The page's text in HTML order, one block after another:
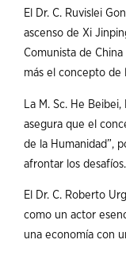
El Dr. C. Ruvislei
ascenso de Xi
Comunista de
más el concepto de
La M. Sc. He
asegura que el
de la Humanidad”,
afrontar los desafíos.
El Dr. C. Roberto
como un actor
una economía con